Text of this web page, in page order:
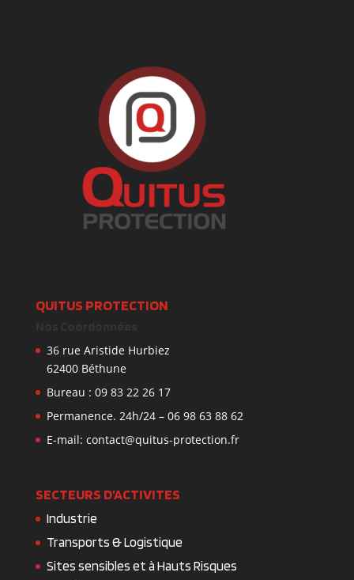
QUITUS PROTECTION
36 rue Aristide Hurbiez
62400 Béthune
Bureau : 09 83 22 26 17
Permanence. 24h/24 – 06 98 63 88 62
E-mail: contact@quitus-protection.fr
SECTEURS D’ACTIVITES
Industrie
Transports & Logistique
Sites sensibles et à Hauts Risques